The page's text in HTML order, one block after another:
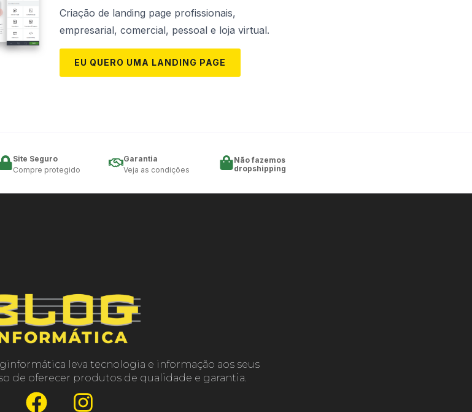
Criação de landing page profissionais,
empresarial, comercial, pessoal e loja virtual.
EU QUERO UMA LANDING PAGE
Site Seguro
Compre protegido
Garantia
Veja as condições
Não fazemos
dropshipping
leva tecnologia e informação aos seus
de oferecer produtos de qualidade e garantia.